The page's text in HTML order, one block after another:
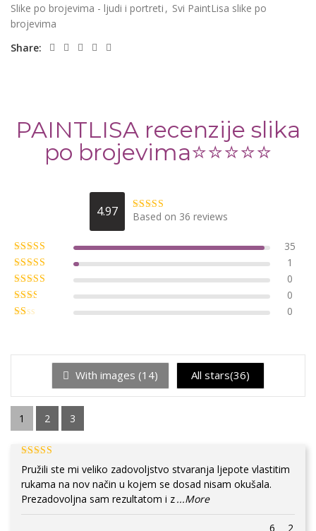
Slike po brojevima - ljudi i portreti , Svi PaintLisa slike po
brojevima
Share:
PAINTLISA recenzije slika
po brojevima⭐️⭐️⭐️⭐️⭐️
4.97 Based on 36 reviews
35
1
0
0
0
With images (14) All stars(36)
1 2 3
Pružili ste mi veliko zadovoljstvo stvaranja ljepote vlastitim
rukama na nov način u kojem se dosad nisam okušala.
Prezadovoljna sam rezultatom i z...More
6 2